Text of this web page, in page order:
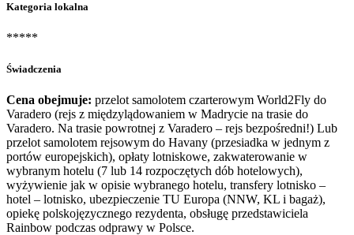
Kategoria lokalna
*****
Świadczenia
Cena obejmuje: przelot samolotem czarterowym World2Fly do
Varadero (rejs z międzylądowaniem w Madrycie na trasie do
Varadero. Na trasie powrotnej z Varadero – rejs bezpośredni!) Lub
przelot samolotem rejsowym do Havany (przesiadka w jednym z
portów europejskich), opłaty lotniskowe, zakwaterowanie w
wybranym hotelu (7 lub 14 rozpoczętych dób hotelowych),
wyżywienie jak w opisie wybranego hotelu, transfery lotnisko –
hotel – lotnisko, ubezpieczenie TU Europa (NNW, KL i bagaż),
opiekę polskojęzycznego rezydenta, obsługę przedstawiciela
Rainbow podczas odprawy w Polsce.